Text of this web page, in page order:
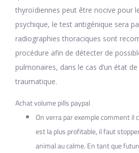
thyroïdiennes peut être nocive pour
psychique, le test antigénique sera
radiographies thoraciques sont
procédure afin de détecter de
pulmonaires, dans le cas d’un état
traumatique.
Achat volume pills paypal
On verra par exemple comment il
est la plus profitable, il faut
animal au calme. En tant que